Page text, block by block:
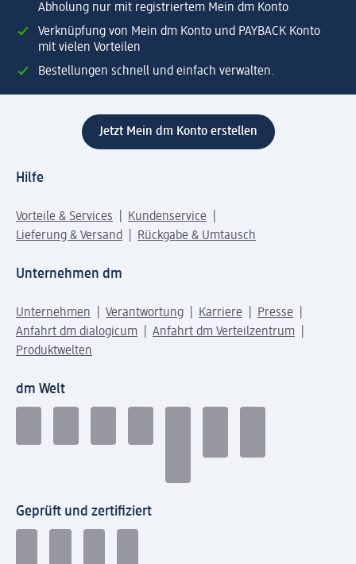
Abholung nur mit registriertem Mein dm Konto
Verknüpfung von Mein dm Konto und PAYBACK Konto
mit vielen Vorteilen
Bestellungen schnell und einfach verwalten.
Jetzt Mein dm Konto erstellen
Hilfe
Vorteile & Services
Kundenservice
Lieferung & Versand
Rückgabe & Umtausch
Unternehmen dm
Unternehmen Verantwortung Karriere
Presse
Anfahrt dm dialogicum
Anfahrt dm Verteilzentrum
Produktwelten
dm Welt
Geprüft und zertifiziert